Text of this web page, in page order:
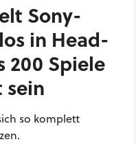
Sony-
in Head-
200 Spiele
so komplett